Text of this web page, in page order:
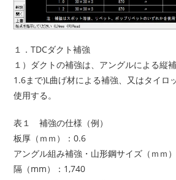
１．TDCダクト補強
１）ダクトの補強は、アングルによる縦
1.6まで)L曲げ材による補強、又はタイロ
使用する。
表１ 補強の仕様（例）
板厚（ｍｍ）：0.6
アングル組み補強・山形鋼サイズ（ｍｍ
隔（mm）：1,740